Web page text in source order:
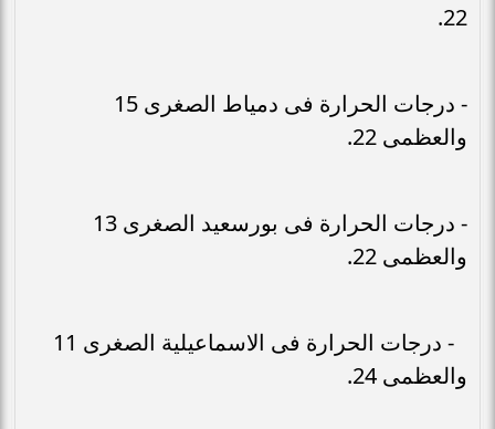
22.
- درجات الحرارة فى دمياط الصغرى 15
والعظمى 22.
- درجات الحرارة فى بورسعيد الصغرى 13
والعظمى 22.
- درجات الحرارة فى الاسماعيلية الصغرى 11
والعظمى 24.